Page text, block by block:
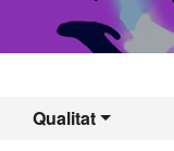
Qualitat